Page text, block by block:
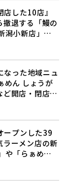
した10店』
退する「鰻の
潟小新店」が
なった地域ニュ
めん しょうが
開店・閉店の
♪
ープンした39
ラーメン店の新
や「らぁめん
ん♪